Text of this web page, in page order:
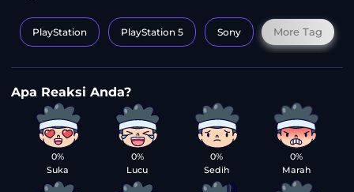
PlayStation PlayStation 5 Sony More Tag
0%
Suka
0%
Lucu
0%
Sedih
0%
Marah